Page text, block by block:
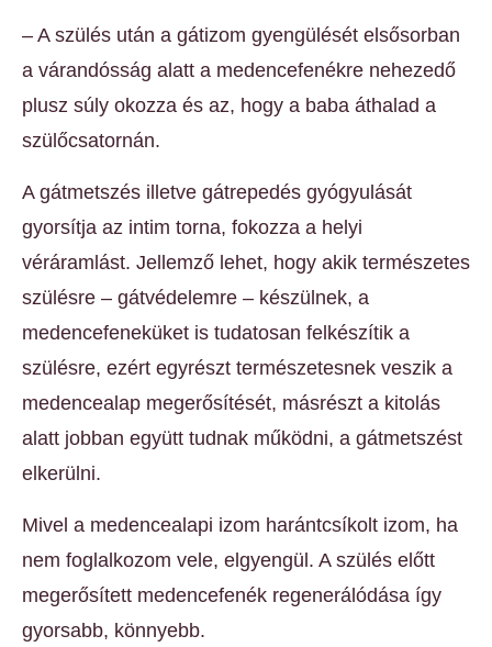
– A szülés után a gátizom gyengülését elsősorban
a várandósság alatt a medencefenékre nehezedő
plusz súly okozza és az, hogy a baba áthalad a
szülőcsatornán.
A gátmetszés illetve gátrepedés gyógyulását
gyorsítja az intim torna, fokozza a helyi
véráramlást. Jellemző lehet, hogy akik természetes
szülésre – gátvédelemre – készülnek, a
medencefeneküket is tudatosan felkészítik a
szülésre, ezért egyrészt természetesnek veszik a
medencealap megerősítését, másrészt a kitolás
alatt jobban együtt tudnak működni, a gátmetszést
elkerülni.
Mivel a medencealapi izom harántcsíkolt izom, ha
nem foglalkozom vele, elgyengül. A szülés előtt
megerősített medencefenék regenerálódása így
gyorsabb, könnyebb.